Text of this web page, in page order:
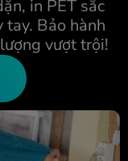
in PET sắc
Bảo hành
vượt trội!